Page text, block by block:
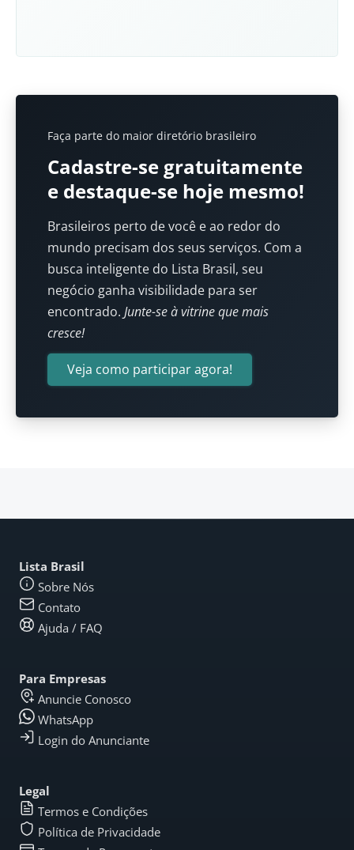
Faça parte do maior diretório brasileiro
Cadastre-se gratuitamente
e destaque-se hoje mesmo!
Brasileiros perto de você e ao redor do
mundo precisam dos seus serviços. Com a
busca inteligente do Lista Brasil, seu
negócio ganha visibilidade para ser
encontrado. Junte-se à vitrine que mais
cresce!
Veja como participar agora!
Lista Brasil
Sobre Nós
Contato
Ajuda / FAQ
Para Empresas
Anuncie Conosco
WhatsApp
Login do Anunciante
Legal
Termos e Condições
Política de Privacidade